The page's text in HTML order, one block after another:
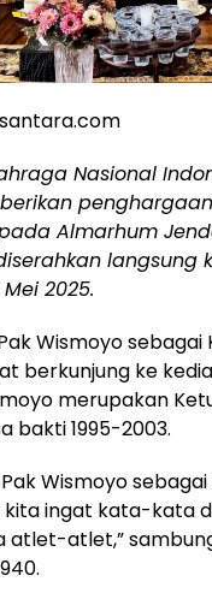
Nasional
penghargaan
Almarhum
langsung
2025.
Wismoyo sebagai
berkunjung ke
merupakan
bakti 1995-2003.
Wismoyo
kita ingat kata-kata
atlet-atlet,”